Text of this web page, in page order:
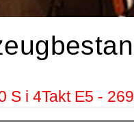
S i 4Takt E5 -